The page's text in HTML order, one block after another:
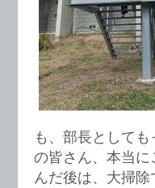
も、部長として
の皆さん、本当
んだ後は、大掃